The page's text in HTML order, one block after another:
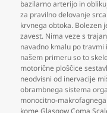
bazilarno arterijo in
za pravilno delovanje
krvnega obtoka. Bolezen
zavest. Nima veze s
navadno kmalu po travmi
našem primeru so to
motorične ploščice
neodvisni od inervacije
obrambnega sistema
monocitno-
kome Glasgow Coma